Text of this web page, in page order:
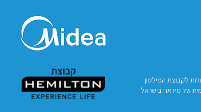
לקבוצת המילטון
של מידאה בישראל